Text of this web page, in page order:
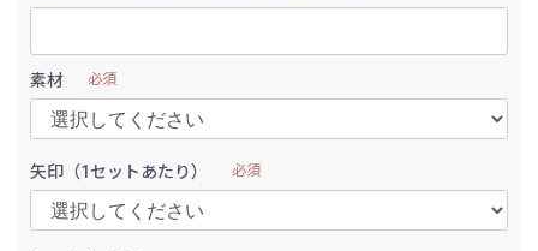
素材 必須
矢印（1セットあたり） 必須